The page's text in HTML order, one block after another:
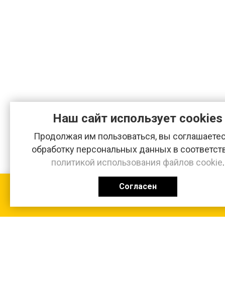
Наш сайт использует cookies
Продолжая им пользоваться, вы
обработку персональных данных в
политикой использования файлов cookie.
Согласен